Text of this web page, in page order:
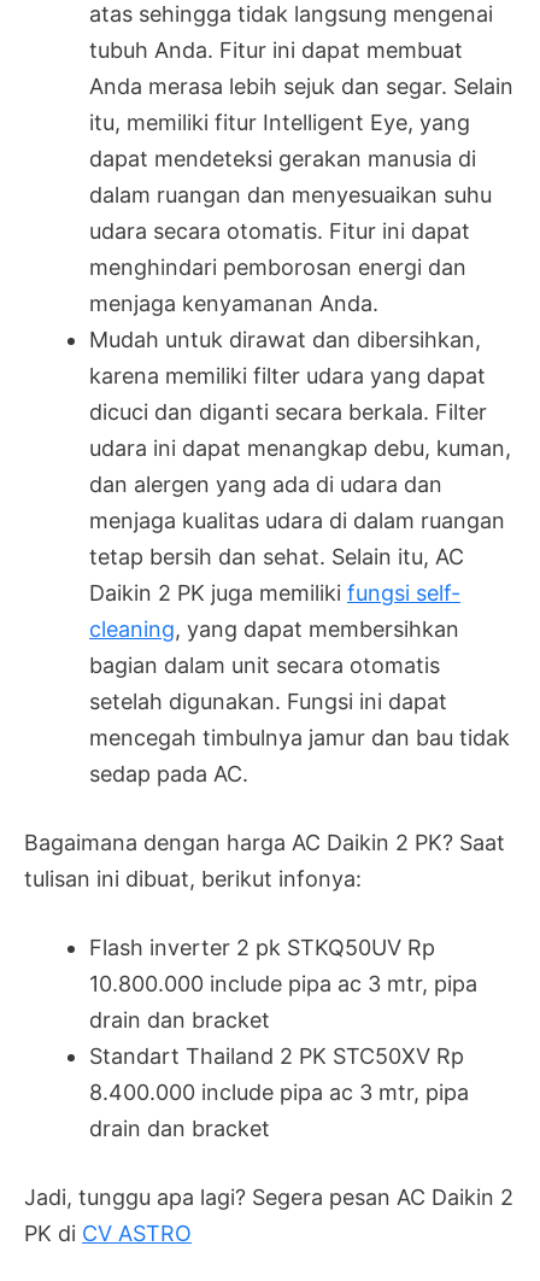
atas sehingga tidak langsung mengenai
tubuh Anda. Fitur ini dapat membuat
Anda merasa lebih sejuk dan segar. Selain
itu, memiliki fitur Intelligent Eye, yang
dapat mendeteksi gerakan manusia di
dalam ruangan dan menyesuaikan suhu
udara secara otomatis. Fitur ini dapat
menghindari pemborosan energi dan
menjaga kenyamanan Anda.
Mudah untuk dirawat dan dibersihkan,
karena memiliki filter udara yang dapat
dicuci dan diganti secara berkala. Filter
udara ini dapat menangkap debu, kuman,
dan alergen yang ada di udara dan
menjaga kualitas udara di dalam ruangan
tetap bersih dan sehat. Selain itu, AC
Daikin 2 PK juga memiliki fungsi self-
cleaning, yang dapat membersihkan
bagian dalam unit secara otomatis
setelah digunakan. Fungsi ini dapat
mencegah timbulnya jamur dan bau tidak
sedap pada AC.
Bagaimana dengan harga AC Daikin 2 PK? Saat
tulisan ini dibuat, berikut infonya:
Flash inverter 2 pk STKQ50UV Rp
10.800.000 include pipa ac 3 mtr, pipa
drain dan bracket
Standart Thailand 2 PK STC50XV Rp
8.400.000 include pipa ac 3 mtr, pipa
drain dan bracket
Jadi, tunggu apa lagi? Segera pesan AC Daikin 2
PK di CV ASTRO